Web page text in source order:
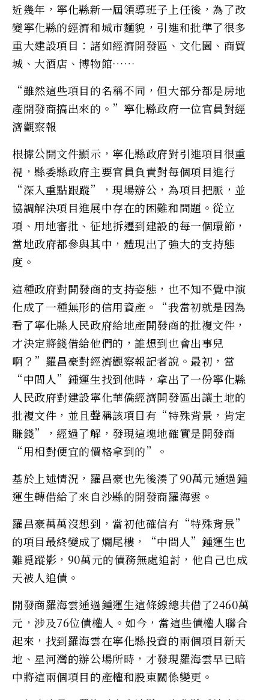
近幾年，寧化縣新一屆領導班子上任後，為了改
變寧化縣的經濟和城市麵貌，引進和批準了很多
重大建設項目：諸如經濟開發區、文化園、商貿
城、大酒店、博物館……
“雖然這些項目的名稱不同，但大部分都是房地
產開發商搞出來的。”寧化縣政府一位官員對經
濟觀察報
根據公開文件顯示，寧化縣政府對引進項目很重
視，縣委縣政府主要官員負責對每個項目進行
“深入重點跟蹤”，現場辦公，為項目把脈，並
協調解決項目進展中存在的困難和問題。從立
項、用地審批、征地拆遷到建設的每一個環節，
當地政府都參與其中，體現出了強大的支持態
度。
這種政府對開發商的支持姿態，也不知不覺中演
化成了一種無形的信用資產。“我當初就是因為
看了寧化縣人民政府給地產開發商的批複文件，
才決定將錢借給他們的，誰想到也會出事兒
啊？”羅昌豪對經濟觀察報記者說。最初，當
“中間人”鍾運生找到他時，拿出了一份寧化縣
人民政府對建設寧化華僑經濟開發區出讓土地的
批複文件，並且聲稱該項目有“特殊背景，肯定
賺錢”，經過了解，發現這塊地確實是開發商
“用相對便宜的價格拿到的”。
基於上述情況，羅昌豪也先後湊了90萬元通過鍾
運生轉借給了來自沙縣的開發商羅海雲。
羅昌豪萬萬沒想到，當初他確信有“特殊背景”
的項目最終變成了爛尾樓，“中間人”鍾運生也
難覓蹤影，90萬元的債務無處追討，他自己也成
天被人追債。
開發商羅海雲通過鍾運生這條線總共借了2460萬
元，涉及76位債權人。如今，當這些債權人聯合
起來，找到羅海雲在寧化縣投資的兩個項目新天
地、星河灣的辦公場所時，才發現羅海雲早已暗
中將這兩個項目的產權和股東關係變更。